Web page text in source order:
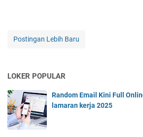
Postingan Lebih Baru
LOKER POPULAR
Random Email Kini Full
lamaran kerja 2025